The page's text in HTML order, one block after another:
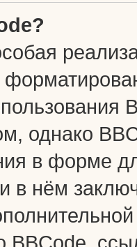
однако
в форме
в нём